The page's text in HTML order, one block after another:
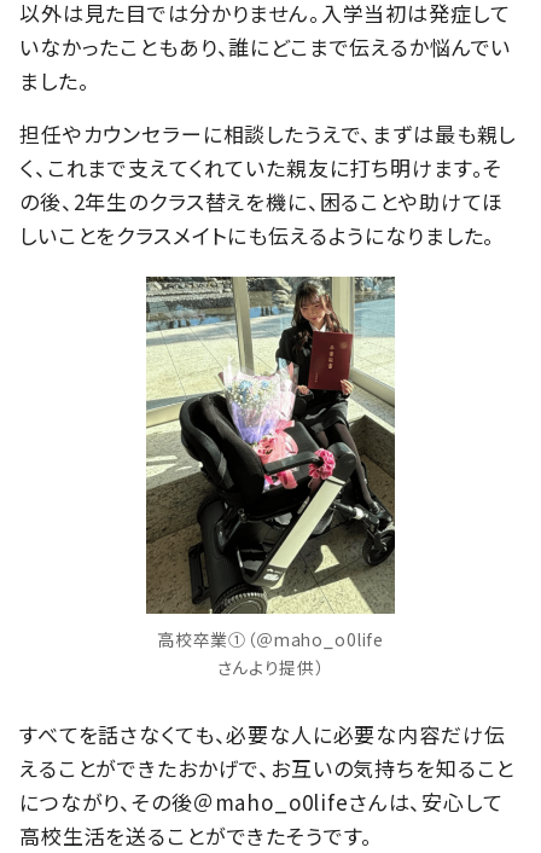
以外は見た目では分かりません。入学当初は発症して
いなかったこともあり、誰にどこまで伝えるか悩んでい
ました。
担任やカウンセラーに相談したうえで、まずは最も親し
く、これまで支えてくれていた親友に打ち明けます。そ
の後、2年生のクラス替えを機に、困ることや助けてほ
しいことをクラスメイトにも伝えるようになりました。
高校卒業①（＠maho_o0life
さんより提供）
すべてを話さなくても、必要な人に必要な内容だけ伝
えることができたおかげで、お互いの気持ちを知ること
につながり、その後＠maho_o0lifeさんは、安心して
高校生活を送ることができたそうです。